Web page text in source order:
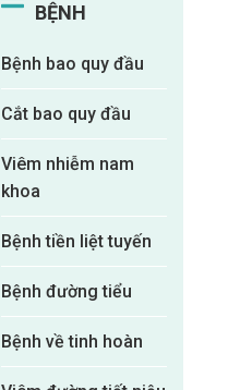
BỆNH
Bệnh bao quy đầu
Cắt bao quy đầu
Viêm nhiễm nam
khoa
Bệnh tiền liệt tuyến
Bệnh đường tiểu
Bệnh về tinh hoàn